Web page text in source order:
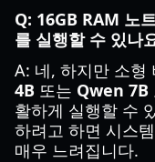
Q: 16GB RAM 노
를 실행할 수 있나
A: 네, 하지만 소형
4B 또는 Qwen 7B
활하게 실행할 수
하려고 하면 시스
매우 느려집니다.